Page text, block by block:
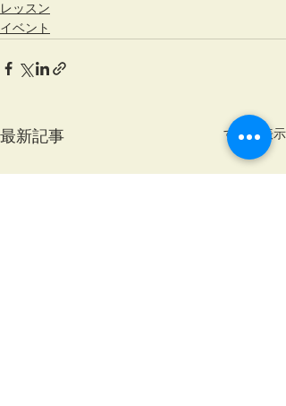
レッスン
イベント
最新記事 すべて表示